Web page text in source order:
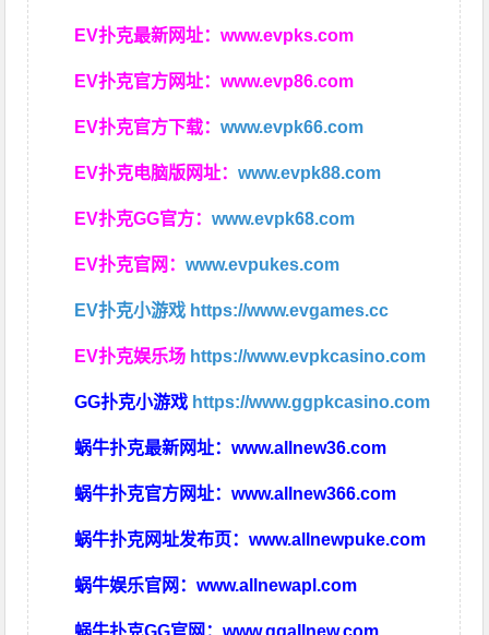
EV扑克最新网址：www.evpks.com
EV扑克官方网址：www.evp86.com
EV扑克官方下载：www.evpk66.com
EV扑克电脑版网址：www.evpk88.com
EV扑克GG官方：www.evpk68.com
EV扑克官网：www.evpukes.com
EV扑克小游戏 https://www.evgames.cc
EV扑克娱乐场 https://www.evpkcasino.com
GG扑克小游戏 https://www.ggpkcasino.com
蜗牛扑克最新网址：www.allnew36.com
蜗牛扑克官方网址：www.allnew366.com
蜗牛扑克网址发布页：www.allnewpuke.com
蜗牛娱乐官网：www.allnewapl.com
蜗牛扑克GG官网：www.ggallnew.com